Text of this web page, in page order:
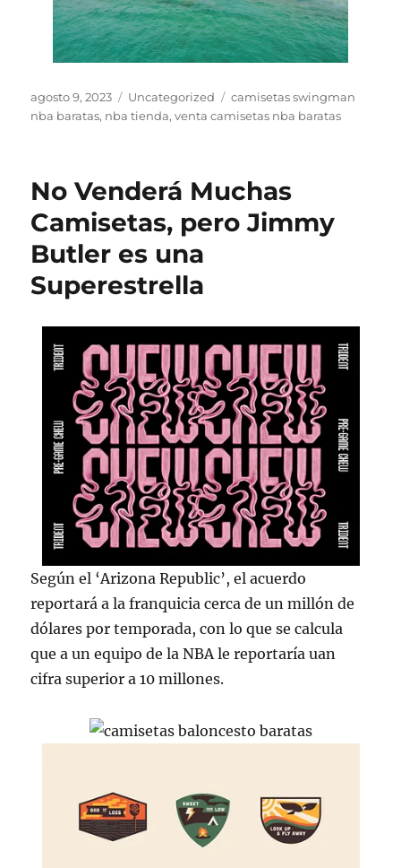
Publicado
el
agosto 9, 2023 Categorías
Uncategorized Etiquetas
camisetas swingman
nba baratas, nba tienda,venta camisetas nba baratas
No Venderá Muchas
Camisetas, pero Jimmy
Butler es una
Superestrella
Según el ‘Arizona Republic’, el acuerdo
reportará a la franquicia cerca de un millón de
dólares por temporada, con lo que se calcula
que a un equipo de la NBA le reportaría uan
cifra superior a 10 millones.